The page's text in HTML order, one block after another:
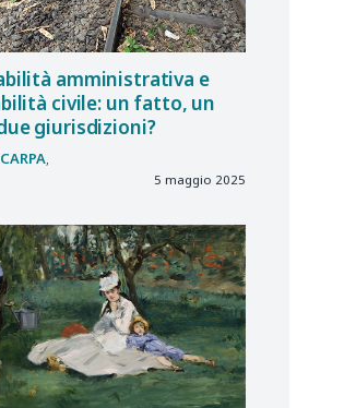
amministrativa e
civile: un fatto, un
giurisdizioni?
5 maggio 2025